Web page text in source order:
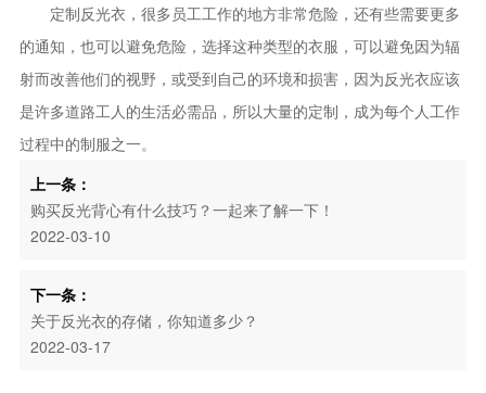
定制反光衣，很多员工工作的地方非常危险，还有些需要更多
的通知，也可以避免危险，选择这种类型的衣服，可以避免因为辐
射而改善他们的视野，或受到自己的环境和损害，因为反光衣应该
是许多道路工人的生活必需品，所以大量的定制，成为每个人工作
过程中的制服之一。
上一条：
购买反光背心有什么技巧？一起来了解一下！
2022-03-10
下一条：
关于反光衣的存储，你知道多少？
2022-03-17